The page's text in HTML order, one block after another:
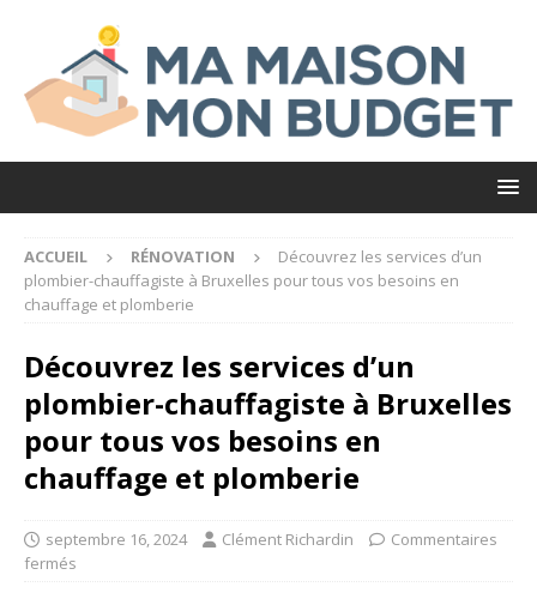
ACCUEIL RÉNOVATION
Découvrez les services d’un
plombier-chauffagiste à Bruxelles pour tous vos besoins en
chauffage et plomberie
Découvrez les services d’un
plombier-chauffagiste à Bruxelles
pour tous vos besoins en
chauffage et plomberie
septembre 16, 2024 Clément Richardin
Commentaires
fermés